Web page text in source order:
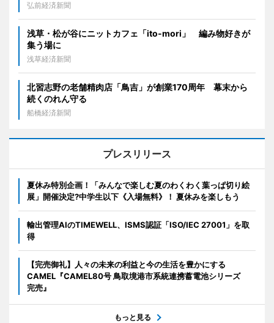
弘前経済新聞
浅草・松が谷にニットカフェ「ito-mori」 編み物好きが
集う場に
浅草経済新聞
北習志野の老舗精肉店「鳥吉」が創業170周年 幕末から
続くのれん守る
船橋経済新聞
プレスリリース
夏休み特別企画！「みんなで楽しむ夏のわくわく葉っぱ切り絵
展」開催決定?中学生以下《入場無料》！ 夏休みを楽しもう
輸出管理AIのTIMEWELL、ISMS認証「ISO/IEC 27001」を取
得
【完売御礼】人々の未来の利益と今の生活を豊かにする
CAMEL『CAMEL80号 鳥取境港市系統連携蓄電池シリーズ
完売』
もっと見る